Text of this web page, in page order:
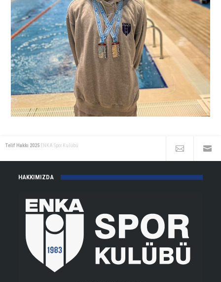
Telif Hakkı 2025 ENKA Spor Kulübü
HAKKIMIZDA